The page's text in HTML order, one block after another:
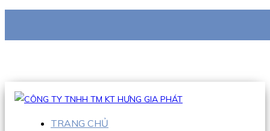
Hotline:0938 710 079
TRANG CHỦ